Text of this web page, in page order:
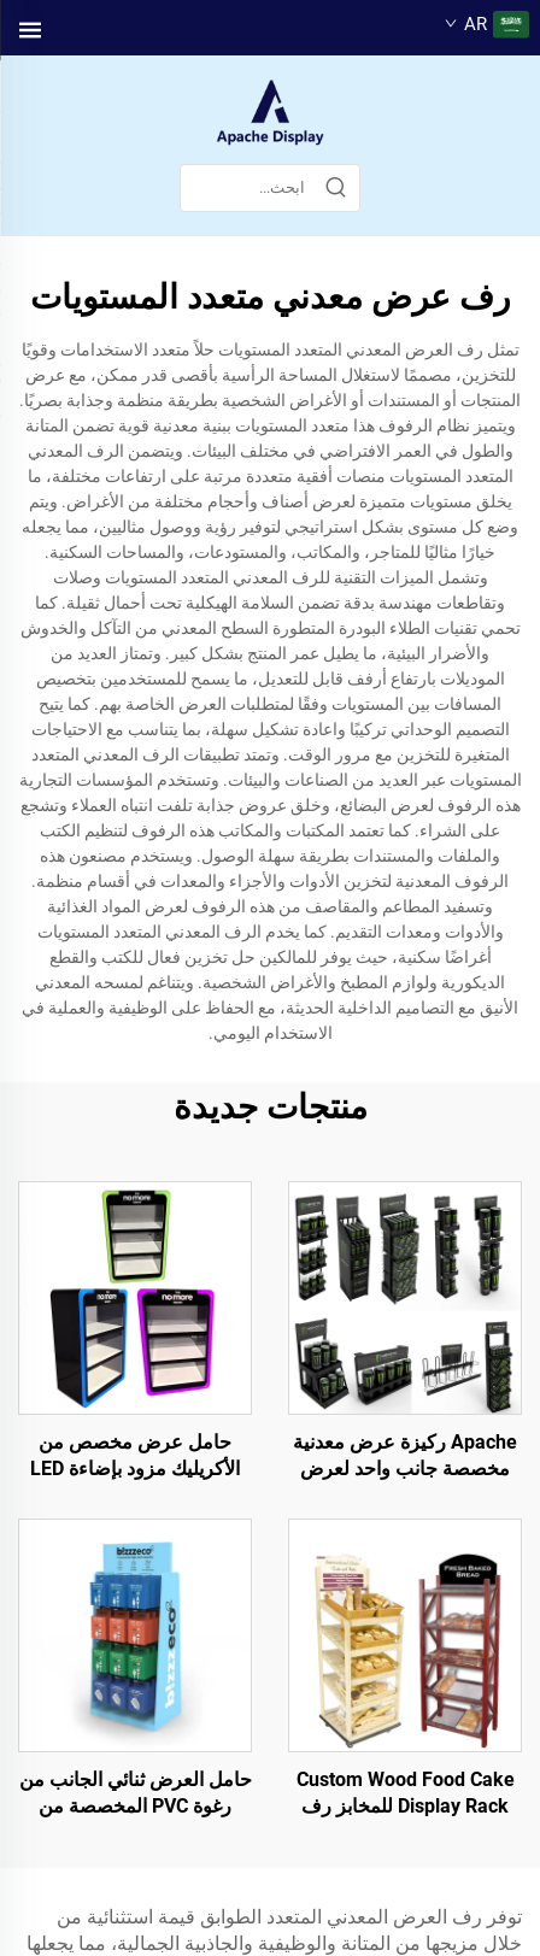
AR
رف عرض معدني متعدد المستويات
تمثل رف العرض المعدني المتعدد المستويات حلاً متعدد الاستخدامات وقويًا
للتخزين، مصممًا لاستغلال المساحة الرأسية بأقصى قدر ممكن، مع عرض
المنتجات أو المستندات أو الأغراض الشخصية بطريقة منظمة وجذابة بصريًا.
ويتميز نظام الرفوف هذا متعدد المستويات ببنية معدنية قوية تضمن المتانة
والطول في العمر الافتراضي في مختلف البيئات. ويتضمن الرف المعدني
المتعدد المستويات منصات أفقية متعددة مرتبة على ارتفاعات مختلفة، ما
يخلق مستويات متميزة لعرض أصناف وأحجام مختلفة من الأغراض. ويتم
وضع كل مستوى بشكل استراتيجي لتوفير رؤية ووصول مثاليين، مما يجعله
خيارًا مثاليًا للمتاجر، والمكاتب، والمستودعات، والمساحات السكنية.
وتشمل الميزات التقنية للرف المعدني المتعدد المستويات وصلات
وتقاطعات مهندسة بدقة تضمن السلامة الهيكلية تحت أحمال ثقيلة. كما
تحمي تقنيات الطلاء البودرة المتطورة السطح المعدني من التآكل والخدوش
والأضرار البيئية، ما يطيل عمر المنتج بشكل كبير. وتمتاز العديد من
الموديلات بارتفاع أرفف قابل للتعديل، ما يسمح للمستخدمين بتخصيص
المسافات بين المستويات وفقًا لمتطلبات العرض الخاصة بهم. كما يتيح
التصميم الوحداتي تركيبًا واعادة تشكيل سهلة، بما يتناسب مع الاحتياجات
المتغيرة للتخزين مع مرور الوقت. وتمتد تطبيقات الرف المعدني المتعدد
المستويات عبر العديد من الصناعات والبيئات. وتستخدم المؤسسات التجارية
هذه الرفوف لعرض البضائع، وخلق عروض جذابة تلفت انتباه العملاء وتشجع
على الشراء. كما تعتمد المكتبات والمكاتب هذه الرفوف لتنظيم الكتب
والملفات والمستندات بطريقة سهلة الوصول. ويستخدم مصنعون هذه
الرفوف المعدنية لتخزين الأدوات والأجزاء والمعدات في أقسام منظمة.
وتسفيد المطاعم والمقاصف من هذه الرفوف لعرض المواد الغذائية
والأدوات ومعدات التقديم. كما يخدم الرف المعدني المتعدد المستويات
أغراضًا سكنية، حيث يوفر للمالكين حل تخزين فعال للكتب والقطع
الديكورية ولوازم المطبخ والأغراض الشخصية. ويتناغم لمسحه المعدني
الأنيق مع التصاميم الداخلية الحديثة، مع الحفاظ على الوظيفية والعملية في
الاستخدام اليومي.
منتجات جديدة
Apache ركيزة عرض معدنية
مخصصة جانب واحد لعرض
الكبرى والمتاجر التجارية
حامل عرض مخصص من
الأكريليك مزود بإضاءة LED
السجائر
Custom Wood Food Cake
Display Rack للمخابز رف
حامل العرض ثنائي الجانب من
رغوة PVC المخصصة من
توفر رف العرض المعدني المتعدد الطوابق قيمة استثنائية من
خلال مزيجها من المتانة والوظيفية والجاذبية الجمالية، مما يجعلها